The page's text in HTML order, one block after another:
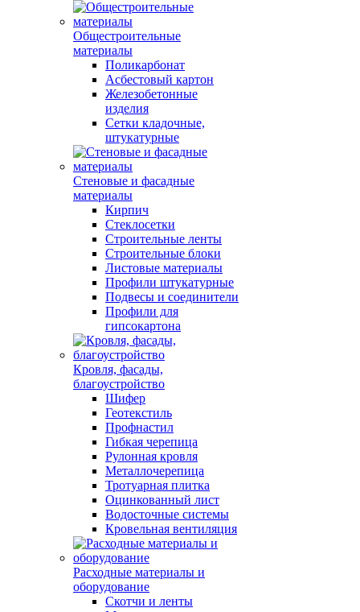
Общестроительные
материалы
Поликарбонат
Асбестовый картон
Железобетонные
изделия
Сетки кладочные,
штукатурные
Стеновые и фасадные
материалы
Кирпич
Стеклосетки
Строительные ленты
Строительные блоки
Листовые материалы
Профили штукатурные
Подвесы и соединители
Профили для
гипсокартона
Кровля, фасады,
благоустройство
Шифер
Геотекстиль
Профнастил
Гибкая черепица
Рулонная кровля
Металлочерепица
Тротуарная плитка
Оцинкованный лист
Водосточные системы
Кровельная вентиляция
Расходные материалы и
оборудование
Скотчи и ленты